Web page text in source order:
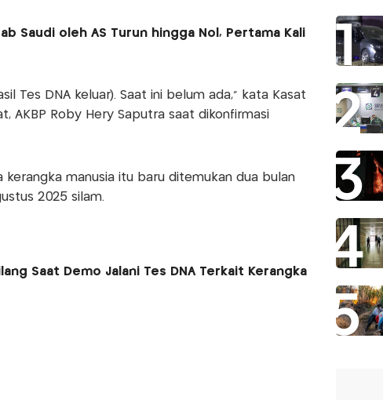
Saudi oleh AS Turun hingga Nol, Pertama Kali
Tes DNA keluar). Saat ini belum ada," kata Kasat
AKBP Roby Hery Saputra saat dikonfirmasi
kerangka manusia itu baru ditemukan dua bulan
2025 silam.
Saat Demo Jalani Tes DNA Terkait Kerangka